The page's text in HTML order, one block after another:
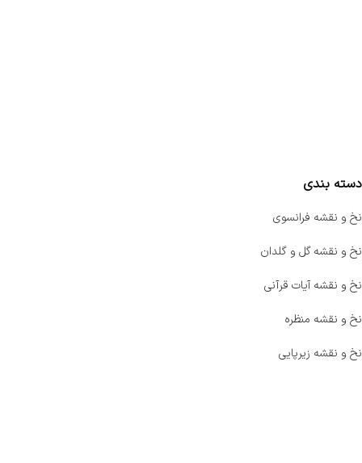
دسته بندی
نخ و نقشه فرانسوی
نخ و نقشه گل و گلدان
نخ و نقشه آیات قرآنی
نخ و نقشه منظره
نخ و نقشه زیرپایی